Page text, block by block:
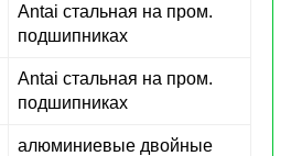
Antai стальная на пром.
подшипниках
Antai стальная на пром.
подшипниках
алюминиевые двойные